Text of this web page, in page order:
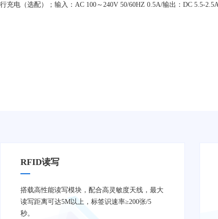
行充电（选配）；输入：AC 100～240V 50/60HZ 0.5A/输出：DC 5.5-
RFID读写
搭载高性能读写模块，配合高灵敏度天线，最大
读写距离可达5M以上，标签识速率≥200张/5
秒。